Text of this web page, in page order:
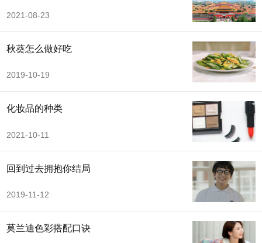
2021-08-23
秋葵怎么做好吃
2019-10-19
化妆品的种类
2021-10-11
回到过去拥抱你结局
2019-11-12
莫兰迪色彩搭配口诀